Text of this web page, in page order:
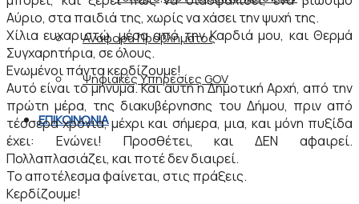
Αναφορά Προβλήματος
Ψηφιακές Υπηρεσίες GOV
ΕΠΙΚΟΙΝΩΝΙΑ
Αύριο, στα παιδιά της, χωρίς να χάσει την ψυχή της.
Χίλια ευχαριστώ, μέσα από την Καρδιά μου, και Θερμά
Συγχαρητήρια, σε όλους.
Ενωμένοι πάντα κερδίζουμε!
Αυτό είναι το μήνυμα. Και αυτή η Δημοτική Αρχή, από την
πρώτη μέρα, της διακυβέρνησης του Δήμου, πριν από
τέσσερα χρόνια, μέχρι και σήμερα, μια, και μόνη πυξίδα
έχει: Ενώνει! Προσθέτει, και ΔΕΝ αφαιρεί.
Πολλαπλασιάζει, και ποτέ δεν διαιρεί.
Το αποτέλεσμα φαίνεται, στις πράξεις.
Κερδίζουμε!